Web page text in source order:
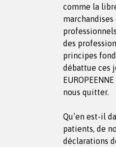
comme la
des
principes
débattue ces
nous quitter.
Qu’en est-il
patients, de
déclarations